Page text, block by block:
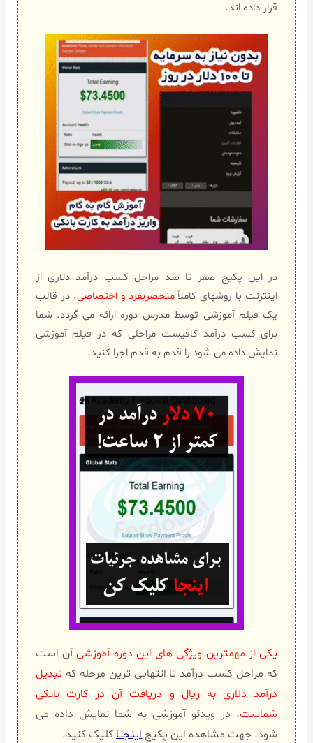
قرار داده اند.
در این پکیج صفر تا صد مراحل کسب درآمد دلاری از
اینترنت با روشهای کاملاًمنحصربفرد و اختصاصی، در قالب
یک فیلم آموزشی توسط مدرس دوره ارائه می گردد. شما
برای کسب درآمد کافیست مراحلی که در فیلم آموزشی
نمایش داده می شود را قدم به قدم اجرا کنید.
یکی از مهمترین ویژگی های این دوره آموزشیآن است
که مراحل کسب درآمد تا انتهایی ترین مرحله که تبدیل
درآمد دلاری به ریال و دریافت آن در کارت بانکی
شماست، در ویدئو آموزشی به شما نمایش داده می
شود. جهت مشاهده این پکیجاینجـــاکلیک کنید.